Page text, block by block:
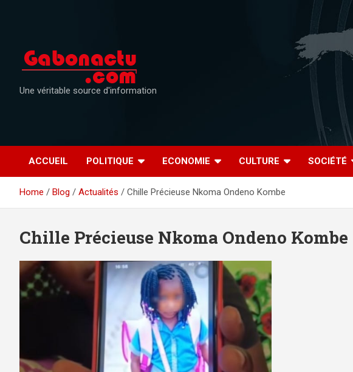
Une véritable source d'information
ACCUEIL POLITIQUE ECONOMIE CULTURE SOCIÉTÉ
Home Blog Actualités Chille Précieuse Nkoma Ondeno Kombe
Chille Précieuse Nkoma Ondeno Kombe